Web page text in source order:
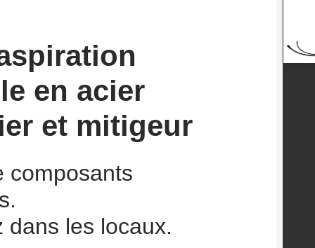
en acier
et mitigeur
composants
dans les locaux.